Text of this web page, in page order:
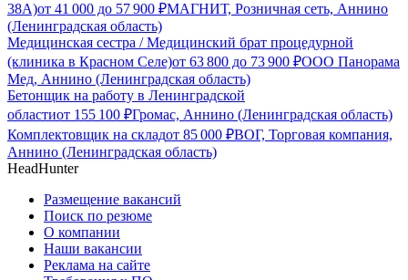
38А)от 41 000 до 57 900 ₽МАГНИТ, Розничная сеть, Аннино
(Ленинградская область)
Медицинская сестра / Медицинский брат процедурной
(клиника в Красном Селе)от 63 800 до 73 900 ₽ООО Панорама
Мед, Аннино (Ленинградская область)
Бетонщик на работу в Ленинградской
областиот 155 100 ₽Громас, Аннино (Ленинградская область)
Комплектовщик на складот 85 000 ₽ВОГ, Торговая компания,
Аннино (Ленинградская область)
HeadHunter
Размещение вакансий
Поиск по резюме
О компании
Наши вакансии
Реклама на сайте